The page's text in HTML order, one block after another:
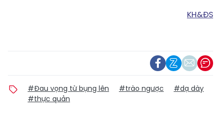
KH&ĐS
#Đau vọng từ bụng lên #trào ngược
#dạ dày
#thực quản